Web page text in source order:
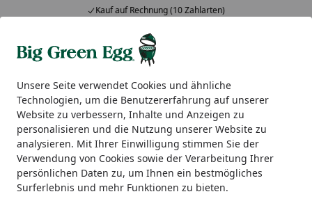
Unsere Seite verwendet Cookies und ähnliche
Technologien, um die Benutzererfahrung auf unserer
Website zu verbessern, Inhalte und Anzeigen zu
personalisieren und die Nutzung unserer Website zu
analysieren. Mit Ihrer Einwilligung stimmen Sie der
Verwendung von Cookies sowie der Verarbeitung Ihrer
persönlichen Daten zu, um Ihnen ein bestmögliches
Surferlebnis und mehr Funktionen zu bieten.
Kauf auf Rechnung (10 Zahlarten)
Alle Produkte
Mein Konto
Suchen
Startseite
Darf ich das Produkt testen, bevor ich es zurückschicke?
Darf ich das Produkt testen, bevor
ich es zurückschicke?
Zur Prüfung der Beschaffenheit, der Eigenschaften und